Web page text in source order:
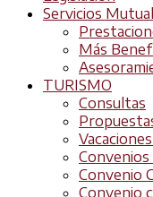
Servicios
Más
TURISMO
Consultas
Convenio
Convenio